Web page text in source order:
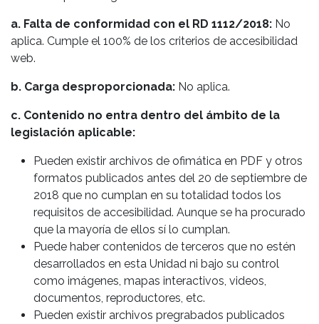
a. Falta de conformidad con el RD 1112/2018: No
aplica. Cumple el 100% de los criterios de accesibilidad
web.
b. Carga desproporcionada: No aplica.
c. Contenido no entra dentro del ámbito de la
legislación aplicable:
Pueden existir archivos de ofimática en PDF y otros
formatos publicados antes del 20 de septiembre de
2018 que no cumplan en su totalidad todos los
requisitos de accesibilidad. Aunque se ha procurado
que la mayoría de ellos sí lo cumplan.
Puede haber contenidos de terceros que no estén
desarrollados en esta Unidad ni bajo su control
como imágenes, mapas interactivos, videos,
documentos, reproductores, etc.
Pueden existir archivos pregrabados publicados